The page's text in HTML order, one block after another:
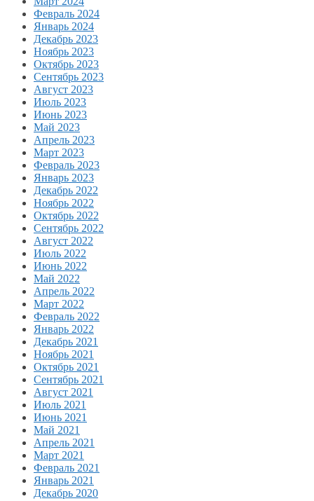
Февраль 2024
Январь 2024
Декабрь 2023
Ноябрь 2023
Октябрь 2023
Сентябрь 2023
Август 2023
Июль 2023
Июнь 2023
Май 2023
Апрель 2023
Март 2023
Февраль 2023
Январь 2023
Декабрь 2022
Ноябрь 2022
Октябрь 2022
Сентябрь 2022
Август 2022
Июль 2022
Июнь 2022
Май 2022
Апрель 2022
Март 2022
Февраль 2022
Январь 2022
Декабрь 2021
Ноябрь 2021
Октябрь 2021
Сентябрь 2021
Август 2021
Июль 2021
Июнь 2021
Май 2021
Апрель 2021
Март 2021
Февраль 2021
Январь 2021
Декабрь 2020